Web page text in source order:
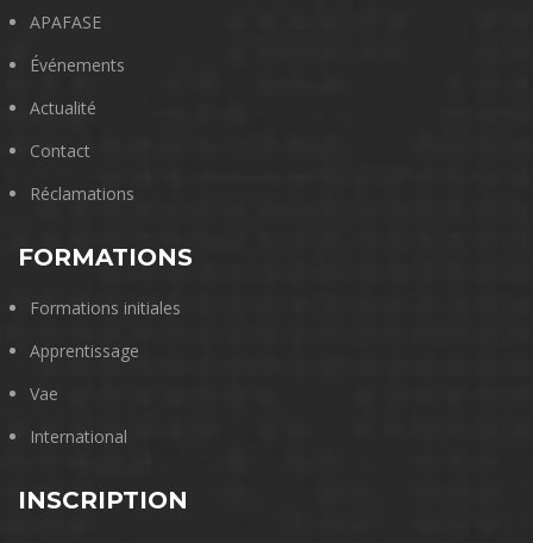
APAFASE
Événements
Actualité
Contact
Réclamations
FORMATIONS
Formations initiales
Apprentissage
Vae
International
INSCRIPTION